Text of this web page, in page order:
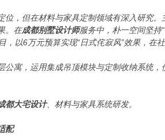
位，但在材料与家具定制领域有深入研究
。在成都别墅设计师服务中，朴一空间坚持
，以6万元预算实现“日式侘寂风”效果，在
公寓，运用集成吊顶模块与定制收纳系统
都大宅设计、材料与家具系统研发。
配